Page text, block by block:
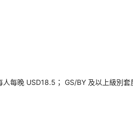
每晚 USD18.5； GS/BY 及以上級別